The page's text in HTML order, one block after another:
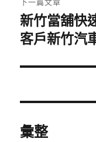
下
一
文
新竹當舖快
客戶新竹汽
彙整